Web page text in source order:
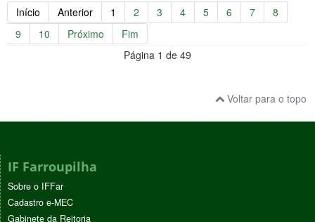
Início Anterior 1 2 3 4 5 6 7
8
9
10 Próximo
Fim
Página 1 de 49
Voltar para o topo
IF Farroupilha
Sobre o IFFar
Cadastro e-MEC
Gabinete da Reitoria